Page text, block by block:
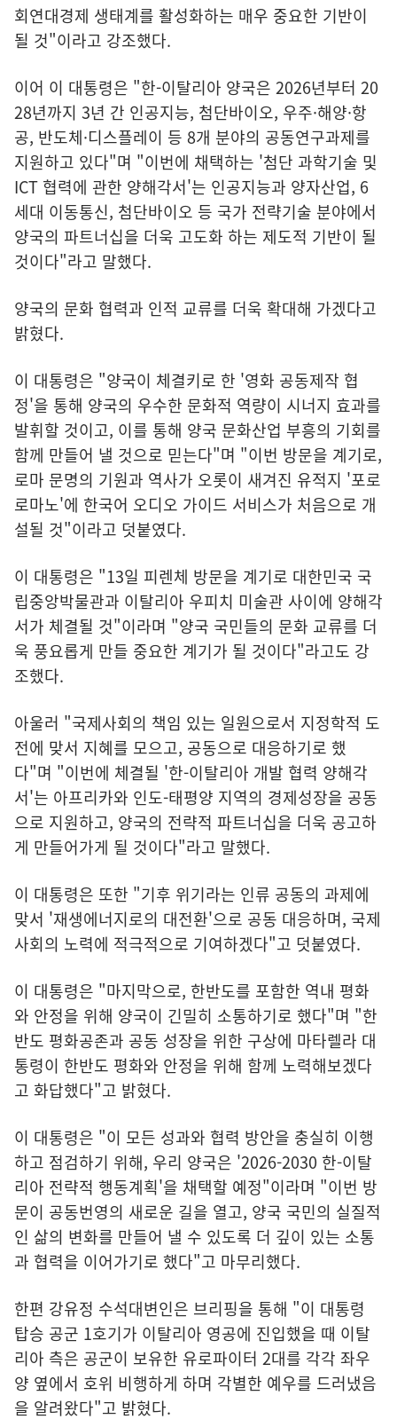
회연대경제 생태계를 활성화하는 매우 중요한 기반이
될 것"이라고 강조했다.
이어 이 대통령은 "한-이탈리아 양국은 2026년부터 20
28년까지 3년 간 인공지능, 첨단바이오, 우주·해양·항
공, 반도체·디스플레이 등 8개 분야의 공동연구과제를
지원하고 있다"며 "이번에 채택하는 '첨단 과학기술 및
ICT 협력에 관한 양해각서'는 인공지능과 양자산업, 6
세대 이동통신, 첨단바이오 등 국가 전략기술 분야에서
양국의 파트너십을 더욱 고도화 하는 제도적 기반이 될
것이다"라고 말했다.
양국의 문화 협력과 인적 교류를 더욱 확대해 가겠다고
밝혔다.
이 대통령은 "양국이 체결키로 한 '영화 공동제작 협
정'을 통해 양국의 우수한 문화적 역량이 시너지 효과를
발휘할 것이고, 이를 통해 양국 문화산업 부흥의 기회를
함께 만들어 낼 것으로 믿는다"며 "이번 방문을 계기로,
로마 문명의 기원과 역사가 오롯이 새겨진 유적지 '포로
로마노'에 한국어 오디오 가이드 서비스가 처음으로 개
설될 것"이라고 덧붙였다.
이 대통령은 "13일 피렌체 방문을 계기로 대한민국 국
립중앙박물관과 이탈리아 우피치 미술관 사이에 양해각
서가 체결될 것"이라며 "양국 국민들의 문화 교류를 더
욱 풍요롭게 만들 중요한 계기가 될 것이다"라고도 강
조했다.
아울러 "국제사회의 책임 있는 일원으로서 지정학적 도
전에 맞서 지혜를 모으고, 공동으로 대응하기로 했
다"며 "이번에 체결될 '한-이탈리아 개발 협력 양해각
서'는 아프리카와 인도-태평양 지역의 경제성장을 공동
으로 지원하고, 양국의 전략적 파트너십을 더욱 공고하
게 만들어가게 될 것이다"라고 말했다.
이 대통령은 또한 "기후 위기라는 인류 공동의 과제에
맞서 '재생에너지로의 대전환'으로 공동 대응하며, 국제
사회의 노력에 적극적으로 기여하겠다"고 덧붙였다.
이 대통령은 "마지막으로, 한반도를 포함한 역내 평화
와 안정을 위해 양국이 긴밀히 소통하기로 했다"며 "한
반도 평화공존과 공동 성장을 위한 구상에 마타렐라 대
통령이 한반도 평화와 안정을 위해 함께 노력해보겠다
고 화답했다"고 밝혔다.
이 대통령은 "이 모든 성과와 협력 방안을 충실히 이행
하고 점검하기 위해, 우리 양국은 '2026-2030 한-이탈
리아 전략적 행동계획'을 채택할 예정"이라며 "이번 방
문이 공동번영의 새로운 길을 열고, 양국 국민의 실질적
인 삶의 변화를 만들어 낼 수 있도록 더 깊이 있는 소통
과 협력을 이어가기로 했다"고 마무리했다.
한편 강유정 수석대변인은 브리핑을 통해 "이 대통령
탑승 공군 1호기가 이탈리아 영공에 진입했을 때 이탈
리아 측은 공군이 보유한 유로파이터 2대를 각각 좌우
양 옆에서 호위 비행하게 하며 각별한 예우를 드러냈음
을 알려왔다"고 밝혔다.